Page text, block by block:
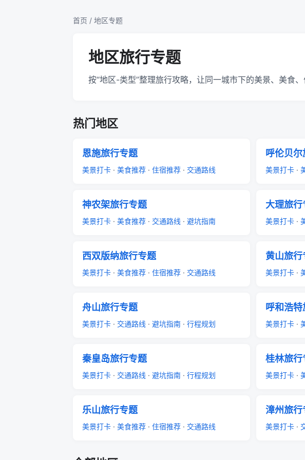
首页 / 地区专题
地区旅行专题
按“地区-类型”整理旅行攻略，让同一城市下的美景、美食
热门地区
恩施旅行专题
美景打卡 · 美食推荐 · 住宿推荐 · 交通路线
呼伦贝
美景打卡 ·
神农架旅行专题
美景打卡 · 美食推荐 · 交通路线 · 避坑指南
大理旅行
美景打卡 ·
西双版纳旅行专题
美景打卡 · 美食推荐 · 住宿推荐 · 交通路线
黄山旅行
美景打卡 ·
舟山旅行专题
美景打卡 · 交通路线 · 避坑指南 · 行程规划
呼和浩
美景打卡 ·
秦皇岛旅行专题
美景打卡 · 交通路线 · 避坑指南 · 行程规划
桂林旅行
美景打卡 ·
乐山旅行专题
美景打卡 · 美食推荐 · 住宿推荐 · 交通路线
漳州旅行
美景打卡 ·